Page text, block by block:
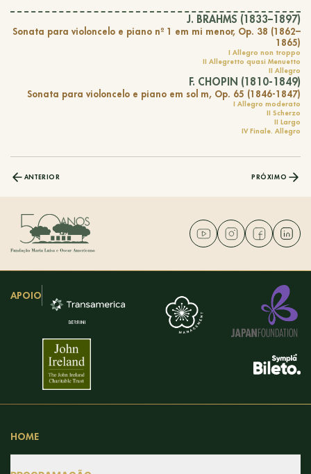
J. BRAHMS (1833–1897)
Sonata para violoncelo e piano nº 1 em mi menor, Op. 38 (1862–
1865)
I Allegro non troppo
II Allegretto quasi Menuetto
II Allegro
F. CHOPIN (1810-1849)
Sonata para violoncelo e piano em sol m, Op. 65 (1846-1847)
I Allegro moderato
II Scherzo
II Largo
IV Finale. Allegro
ANTERIOR PRÓXIMO
APOIO
HOME